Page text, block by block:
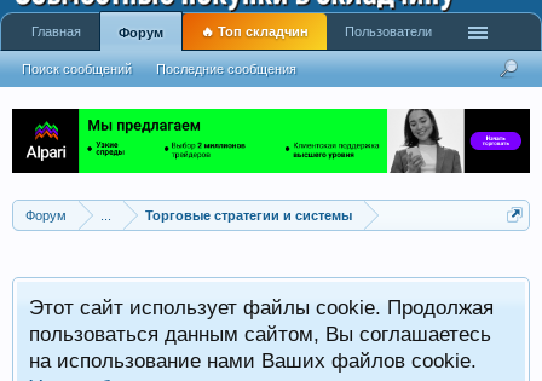
Форум Торговые стратегии и системы
Этот сайт использует файлы cookie. Продолжая
пользоваться данным сайтом, Вы соглашаетесь
на использование нами Ваших файлов cookie.
Главная Форум
Поиск сообщений Последние сообщения
🔥 Топ складчин Пользователи